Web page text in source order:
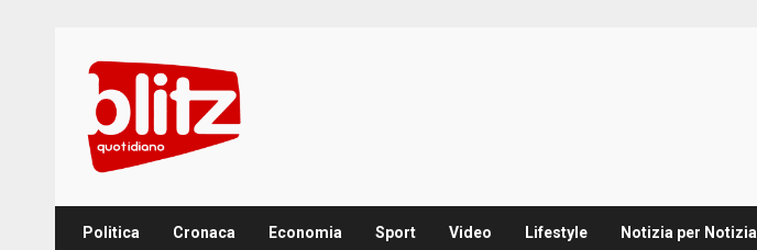
content
Politica Cronaca Economia Sport Video Lifestyle Notizia per Notizia